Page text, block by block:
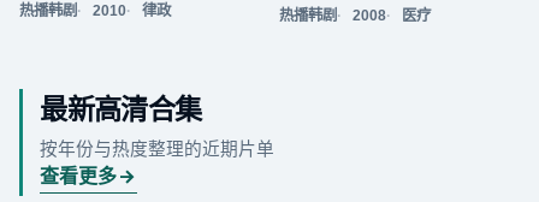
热播韩剧 2010 律政 热播韩剧 2008 医疗
最新高清合集
按年份与热度整理的近期片单
查看更多